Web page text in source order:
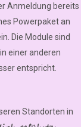
Anmeldung bereits
Powerpaket an
Die Module sind
einer anderen
entspricht.
Standorten in